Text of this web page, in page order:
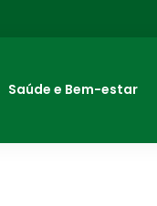
Saúde e Bem-estar